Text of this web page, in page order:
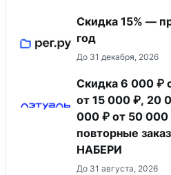
Скидка 15% —
год
До 31 декабря, 2026
Скидка 6 000 ₽
от 15 000 ₽, 20
000 ₽ от 50 000
повторные
НАБЕРИ
До 31 августа, 2026